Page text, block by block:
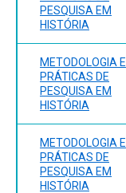
PESQUISA EM
HISTÓRIA
METODOLOGIA E
PRÁTICAS DE
PESQUISA EM
HISTÓRIA
METODOLOGIA E
PRÁTICAS DE
PESQUISA EM
HISTÓRIA